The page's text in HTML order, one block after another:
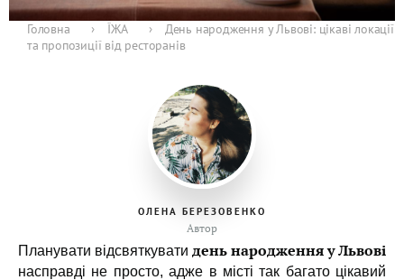
Головна › ЇЖА ›
День народження у Львові: цікаві локації
та пропозиції від ресторанів
ОЛЕНА БЕРЕЗОВЕНКО
Автор
Планувати відсвяткувати день народження у Львові
насправді не просто, адже в місті так багато цікавий